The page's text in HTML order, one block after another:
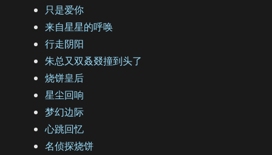
只是爱你
来自星星的呼唤
行走阴阳
朱总又双叒叕撞到头了
烧饼皇后
星尘回响
梦幻边际
心跳回忆
名侦探烧饼